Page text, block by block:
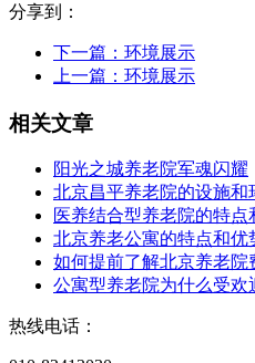
分享到：
下一篇： 环境展示
上一篇： 环境展示
相关文章
阳光之城养老院军魂闪耀
北京昌平养老院的设施和
医养结合型养老院的特点
北京养老公寓的特点和优
如何提前了解北京养老院
公寓型养老院为什么受欢
热线电话：